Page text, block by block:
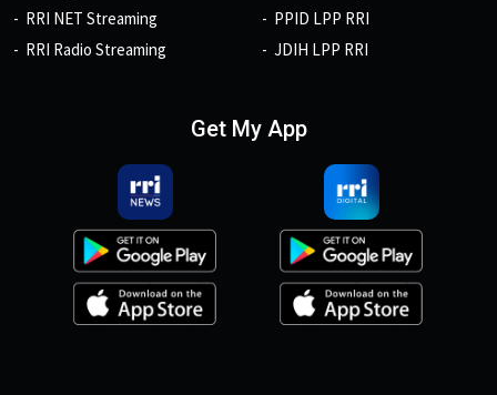
RRI NET Streaming
RRI Radio Streaming
PPID LPP RRI
JDIH LPP RRI
Get My App